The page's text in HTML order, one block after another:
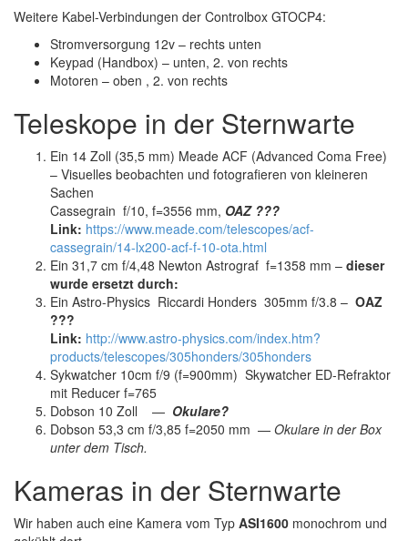
Weitere Kabel-Verbindungen der Controlbox GTOCP4:
Stromversorgung 12v – rechts unten
Keypad (Handbox) – unten, 2. von rechts
Motoren – oben , 2. von rechts
Teleskope in der Sternwarte
Ein 14 Zoll (35,5 mm) Meade ACF (Advanced Coma Free)
– Visuelles beobachten und fotografieren von kleineren
Sachen
Cassegrain f/10, f=3556 mm, OAZ ???
Link: https://www.meade.com/telescopes/acf-
cassegrain/14-lx200-acf-f-10-ota.html
Ein 31,7 cm f/4,48 Newton Astrograf f=1358 mm – dieser
wurde ersetzt durch:
Ein Astro-Physics Riccardi Honders 305mm f/3.8 – OAZ
???
Link: http://www.astro-physics.com/index.htm?
products/telescopes/305honders/305honders
Sykwatcher 10cm f/9 (f=900mm) Skywatcher ED-Refraktor
mit Reducer f=765
Dobson 10 Zoll — Okulare?
Dobson 53,3 cm f/3,85 f=2050 mm — Okulare in der Box
unter dem Tisch.
Kameras in der Sternwarte
Wir haben auch eine Kamera vom Typ ASI1600 monochrom und